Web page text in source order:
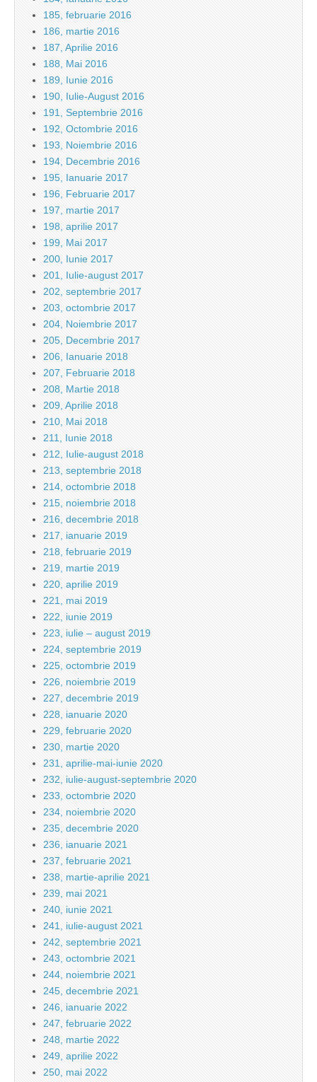
185, februarie 2016
186, martie 2016
187, Aprilie 2016
188, Mai 2016
189, Iunie 2016
190, Iulie-August 2016
191, Septembrie 2016
192, Octombrie 2016
193, Noiembrie 2016
194, Decembrie 2016
195, Ianuarie 2017
196, Februarie 2017
197, martie 2017
198, aprilie 2017
199, Mai 2017
200, Iunie 2017
201, Iulie-august 2017
202, septembrie 2017
203, octombrie 2017
204, Noiembrie 2017
205, Decembrie 2017
206, Ianuarie 2018
207, Februarie 2018
208, Martie 2018
209, Aprilie 2018
210, Mai 2018
211, Iunie 2018
212, Iulie-august 2018
213, septembrie 2018
214, octombrie 2018
215, noiembrie 2018
216, decembrie 2018
217, ianuarie 2019
218, februarie 2019
219, martie 2019
220, aprilie 2019
221, mai 2019
222, iunie 2019
223, iulie – august 2019
224, septembrie 2019
225, octombrie 2019
226, noiembrie 2019
227, decembrie 2019
228, ianuarie 2020
229, februarie 2020
230, martie 2020
231, aprilie-mai-iunie 2020
232, iulie-august-septembrie 2020
233, octombrie 2020
234, noiembrie 2020
235, decembrie 2020
236, ianuarie 2021
237, februarie 2021
238, martie-aprilie 2021
239, mai 2021
240, iunie 2021
241, iulie-august 2021
242, septembrie 2021
243, octombrie 2021
244, noiembrie 2021
245, decembrie 2021
246, ianuarie 2022
247, februarie 2022
248, martie 2022
249, aprilie 2022
250, mai 2022